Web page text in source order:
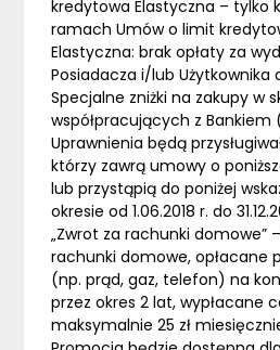
kredytowa Elastyczna – tylko
ramach Umów o limit
Elastyczna: brak opłaty za
Posiadacza i/lub Użytkownika
Specjalne zniżki na zakupy w
współpracujących z
Uprawnienia będą
którzy zawrą umowy o
lub przystąpią do poniżej
okresie od 1.06.2018 r. do
„Zwrot za rachunki domowe”
rachunki domowe, opłacane
(np. prąd, gaz, telefon) na
przez okres 2 lat, wypłacane
maksymalnie 25 zł